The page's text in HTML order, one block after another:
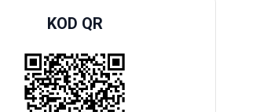
KOD QR